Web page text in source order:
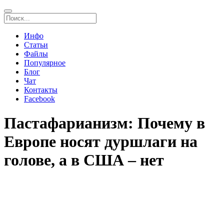
Инфо
Статьи
Файлы
Популярное
Блог
Чат
Контакты
Facebook
Пастафарианизм: Почему в
Европе носят дуршлаги на
голове, а в США – нет